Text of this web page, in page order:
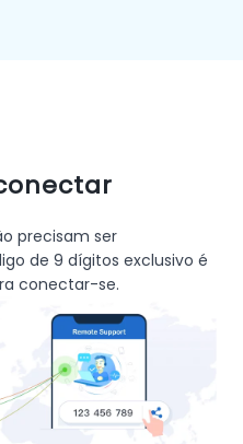
precisam ser
de 9 dígitos exclusivo é
conectar-se.